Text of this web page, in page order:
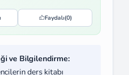
Faydalı(0)
ve Bilgilendirme:
ders kitabı